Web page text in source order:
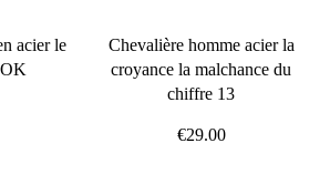
acier le
Chevalière homme acier la
croyance la malchance du
chiffre 13
€29.00